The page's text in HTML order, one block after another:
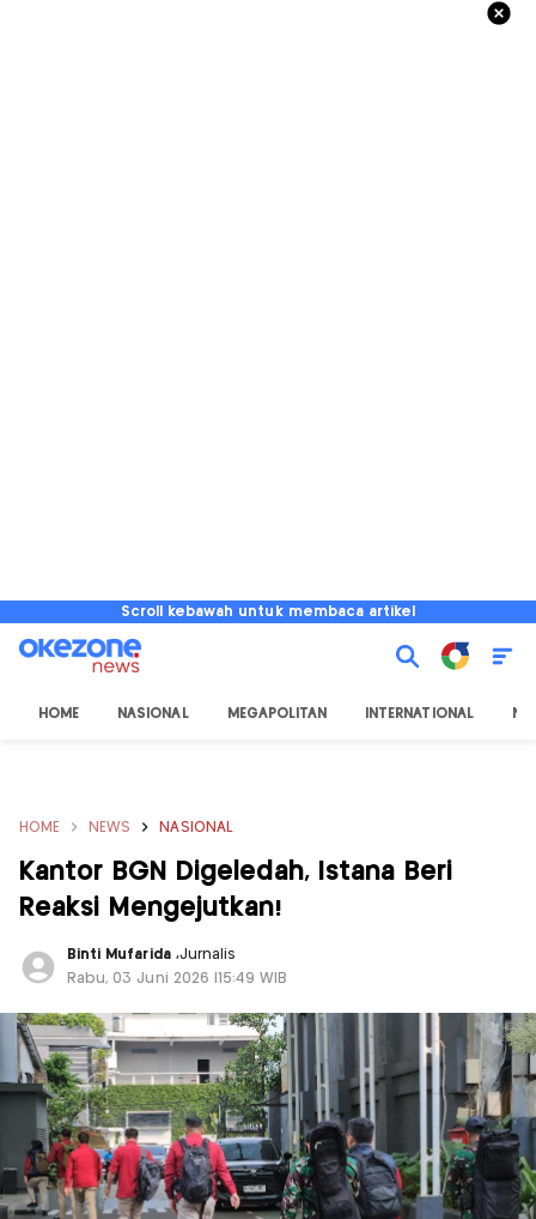
Scroll kebawah untuk membaca artikel
HOME NASIONAL MEGAPOLITAN INTERNATIONAL
HOME NEWS NASIONAL
Kantor BGN Digeledah, Istana Beri
Reaksi Mengejutkan!
Binti Mufarida ,Jurnalis
Rabu, 03 Juni 2026 |15:49 WIB